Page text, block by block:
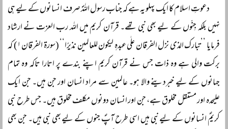
دعوتِ اسلام کا ایک پہلو یہ ہے کہ جناب رسول اللہؐ صرف انسانوں کے لیے ہی
نہیں بلکہ جِنّوں کے لیے بھی نبی تھے۔ قرآن کریم میں اللہ رب العزت نے ارشاد
فرمایا ’’تبارک الذی نزل الفرقان علٰی عبدہٖ لیکون للعالمین نذیرًا‘‘ (سورۃ الفرقان ۱) کہ
برکت والی ہے وہ ذات جس نے قرآن کریم اپنے بندے پر اتارا تاکہ وہ تمام
جہانوں کے لیے خبردینے والا ہو۔ عالمین سے مراد انسان اور جن ہیں۔ جن ایک
علیحدہ اور مستقل مخلوق ہے، جن اور انسان دونوں مکلف مخلوق ہیں۔ جس طرح نبی
کریمؐ انسانوں کے لیے نبی ہیں اسی طرح آپؐ جنوں کے لیے بھی نبی ہیں۔ جن بھی